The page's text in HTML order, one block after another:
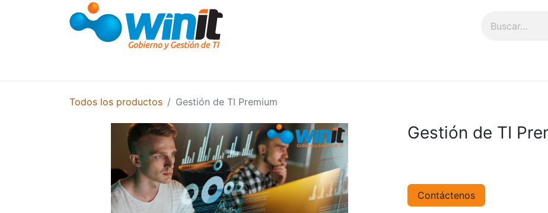
Todos los productos Gestión de TI Premium
Gestión de TI
Contáctenos